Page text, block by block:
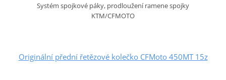
Systém spojkové páky, prodloužení ramene spojky
KTM/CFMOTO
Originální přední řetězové kolečko CFMoto 450MT 15z